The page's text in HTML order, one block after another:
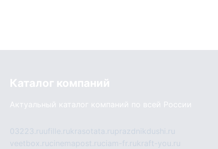
Каталог компаний
Актуальный каталог компаний по всей России
03223.ruufille.rukrasotata.ruprazdnikdushi.ru
veetbox.rucinemapost.ruciam-fr.rukraft-you.ru